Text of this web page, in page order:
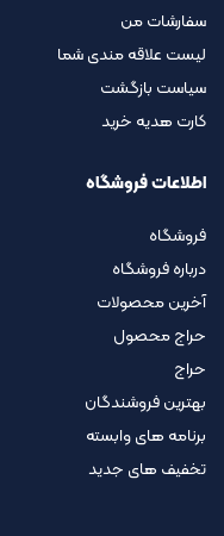
سفارشات من
لیست علاقه مندی شما
سیاست بازگشت
کارت هدیه خرید
اطلاعات فروشگاه
فروشگاه
درباره فروشگاه
آخرین محصولات
حراج محصول
حراج
بهترین فروشندگان
برنامه های وابسته
تخفیف های جدید